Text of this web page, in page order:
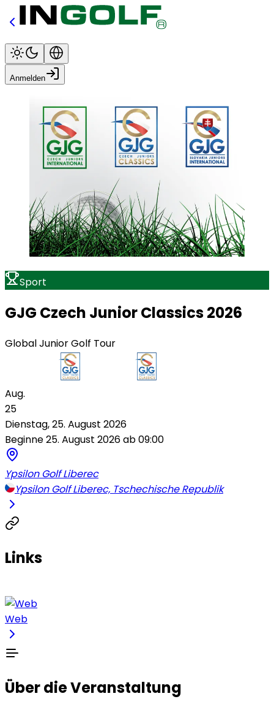
Anmelden
Sport
GJG Czech Junior Classics 2026
Global Junior Golf Tour
Aug.
25
Dienstag, 25. August 2026
Beginne 25. August 2026 ab 09:00
Ypsilon Golf Liberec
Ypsilon Golf Liberec, Tschechische Republik
Links
Web
Über die Veranstaltung